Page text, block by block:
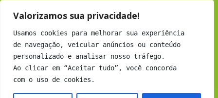
Valorizamos sua privacidade!
Usamos cookies para melhorar sua experiência
de navegação, veicular anúncios ou conteúdo
personalizado e analisar nosso tráfego.
Ao clicar em “Aceitar tudo”, você concorda
com o uso de cookies.
Serviços
Busca por Profissionais
Busca por Empresas
Números do CRMV-MS